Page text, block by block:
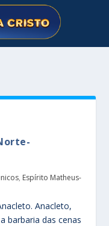
, Espírito Matheus-
Anacleto,
barbaria das cenas